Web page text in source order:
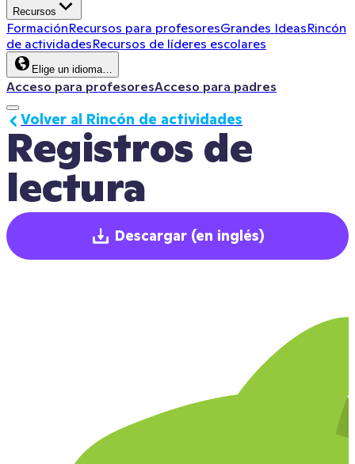
Recursos
FormaciónRecursos para profesoresGrandes IdeasRincón
de actividadesRecursos de líderes escolares
Elige un idioma…
Acceso para profesoresAcceso para padres
Registros de
lectura
Volver al Rincón de actividades
Descargar (en inglés)